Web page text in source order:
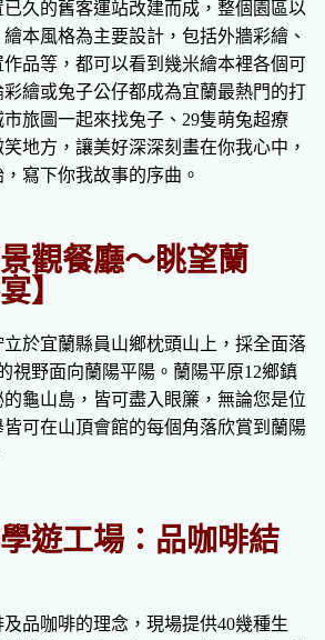
久的舊客運站改建而成，整個園區以
本風格為主要設計，包括外牆彩繪、
品等，都可以看到幾米繪本裡各個可
繪或兔子公仔都成為宜蘭最熱門的打
旅圖一起來找兔子、29隻萌兔超療
地方，讓美好深深刻畫在你我心中，
寫下你我故事的序曲。
景觀餐廳〜眺望蘭
】
於宜蘭縣員山鄉枕頭山上，採全面落
視野面向蘭陽平陽。蘭陽平原12鄉鎮
龜山島，皆可盡入眼簾，無論您是位
可在山頂會館的每個角落欣賞到蘭陽
學遊工場：品咖啡結
品咖啡的理念，現場提供40幾種生